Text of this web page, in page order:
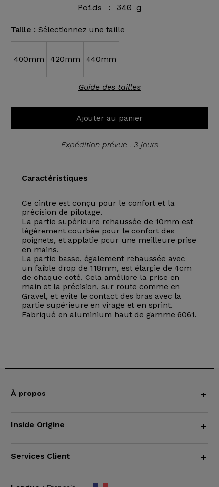
Poids : 340 g
Taille : Sélectionnez une taille
400mm 420mm 440mm
Guide des tailles
Ajouter au panier
Expédition prévue : 3 jours
Caractéristiques
Ce cintre est conçu pour le confort et la
précision de pilotage.
La partie supérieure rehaussée de 10mm est
légèrement courbée pour le confort des
poignets, et applatie pour une meilleure prise
en mains.
La partie basse, également rehaussée avec
un faible drop de 118mm, est élargie de 4cm
de chaque coté. Cela améliore la prise en
main et la précision, sur route comme en
Gravel, et evite le contact des bras avec la
partie supérieure en virage et en sprint.
Fabriqué en aluminium haut de gamme 6061.
À propos +
Inside Origine +
Services Client +